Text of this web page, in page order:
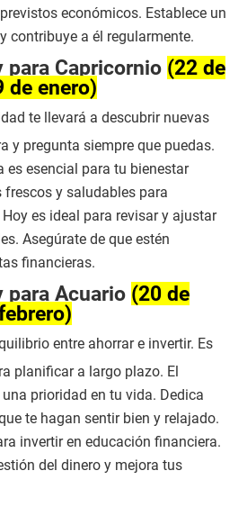
económicos. Establece un
contribuye a él regularmente.
para Capricornio (22 de
de enero)
te llevará a descubrir nuevas
y pregunta siempre que puedas.
es esencial para tu bienestar
y saludables para
es ideal para revisar y ajustar
Asegúrate de que estén
financieras.
para Acuario (20 de
entre ahorrar e invertir. Es
planificar a largo plazo. El
prioridad en tu vida. Dedica
te hagan sentir bien y relajado.
invertir en educación financiera.
del dinero y mejora tus